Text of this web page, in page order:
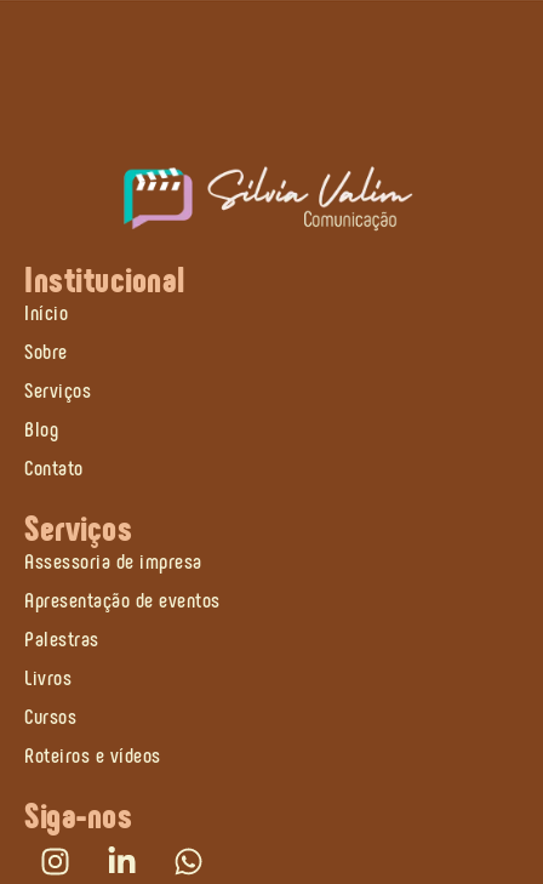
Institucional
Início
Sobre
Serviços
Blog
Contato
Serviços
Assessoria de impresa
Apresentação de eventos
Palestras
Livros
Cursos
Roteiros e vídeos
Siga-nos